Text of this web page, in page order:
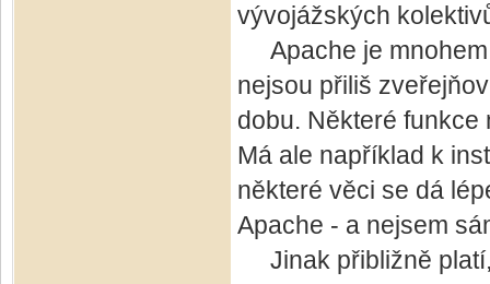
vývojážských
Apache je mnohem
nejsou přiliš
dobu. Některé funkce
Má ale například k
některé věci se dá
Apache - a nejsem
Jinak přibližně platí,